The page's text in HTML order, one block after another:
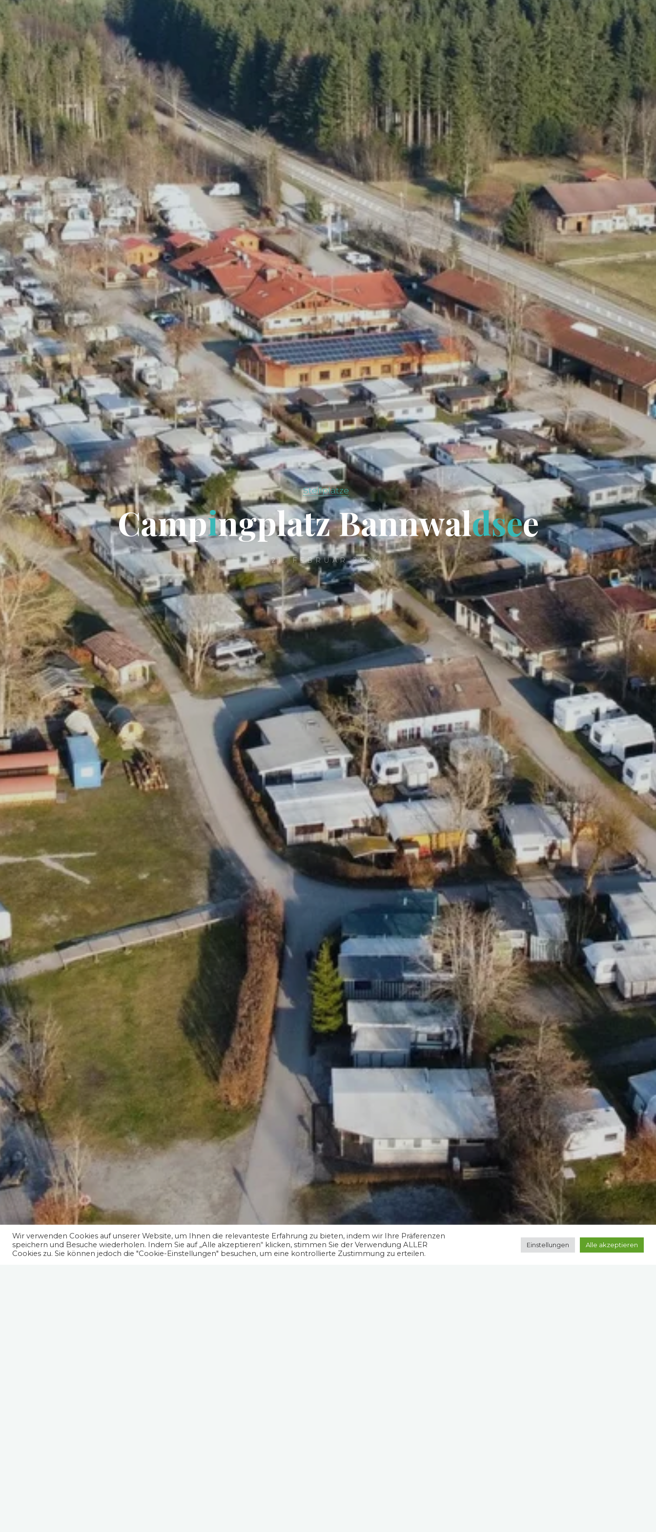
Stellplätze
CampingplatzBannwaldsee
21. FEBRUAR 2024
Wir verwenden Cookies auf unserer Website, um Ihnen die relevanteste Erfahrung zu bieten, indem wir Ihre Präferenzen
speichern und Besuche wiederholen. Indem Sie auf „Alle akzeptieren“ klicken, stimmen Sie der Verwendung ALLER
Cookies zu. Sie können jedoch die "Cookie-Einstellungen" besuchen, um eine kontrollierte Zustimmung zu erteilen.
Einstellungen Alle akzeptieren